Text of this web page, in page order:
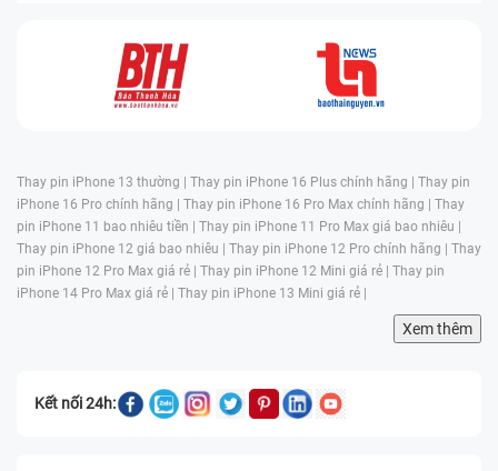
Thay pin iPhone 13 thường | Thay pin iPhone 16 Plus chính hãng | Thay pin
iPhone 16 Pro chính hãng | Thay pin iPhone 16 Pro Max chính hãng | Thay
pin iPhone 11 bao nhiêu tiền | Thay pin iPhone 11 Pro Max giá bao nhiêu |
Thay pin iPhone 12 giá bao nhiêu | Thay pin iPhone 12 Pro chính hãng | Thay
pin iPhone 12 Pro Max giá rẻ | Thay pin iPhone 12 Mini giá rẻ | Thay pin
iPhone 14 Pro Max giá rẻ | Thay pin iPhone 13 Mini giá rẻ |
Xem thêm
Kết nối 24h: